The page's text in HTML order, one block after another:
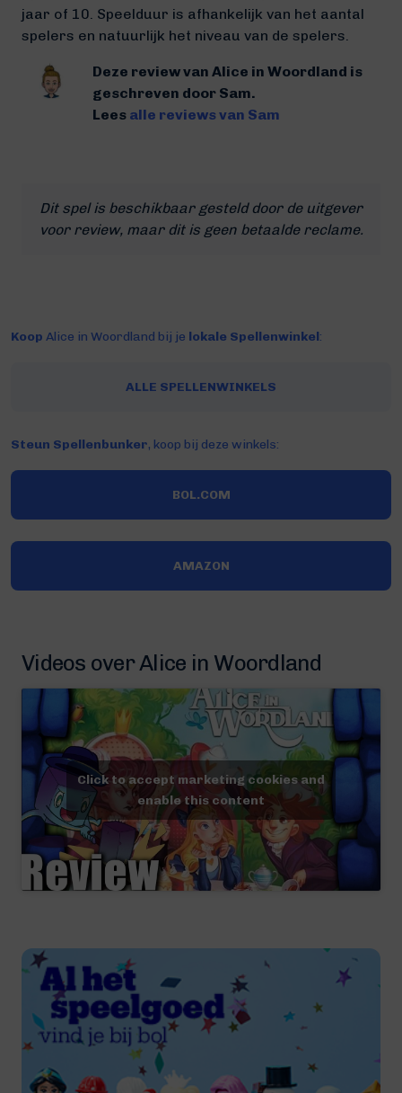
jaar of 10. Speelduur is afhankelijk van het aantal
spelers en natuurlijk het niveau van de spelers.
Deze review van Alice in Woordland is
geschreven door Sam.
Lees alle reviews van Sam
Dit spel is beschikbaar gesteld door de uitgever
voor review, maar dit is geen betaalde reclame.
Koop Alice in Woordland bij je lokale Spellenwinkel:
ALLE SPELLENWINKELS
Steun Spellenbunker, koop bij deze winkels:
BOL.COM
AMAZON
Videos over Alice in Woordland
Click to accept marketing cookies and
enable this content